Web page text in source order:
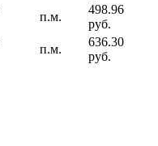
п.м.
498.96
руб.
п.м.
636.30
руб.